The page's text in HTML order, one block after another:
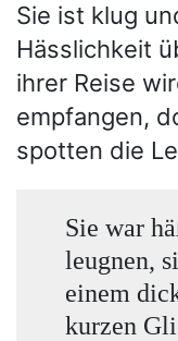
Sie ist klug
Hässlichkeit
ihrer Reise
empfangen,
spotten die
Sie war
leugnen,
einem
kurzen